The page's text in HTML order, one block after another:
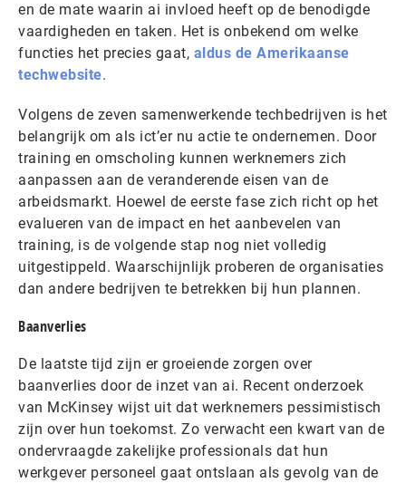
en de mate waarin ai invloed heeft op de benodigde
vaardigheden en taken. Het is onbekend om welke
functies het precies gaat, aldus de Amerikaanse
techwebsite.
Volgens de zeven samenwerkende techbedrijven is het
belangrijk om als ict’er nu actie te ondernemen. Door
training en omscholing kunnen werknemers zich
aanpassen aan de veranderende eisen van de
arbeidsmarkt. Hoewel de eerste fase zich richt op het
evalueren van de impact en het aanbevelen van
training, is de volgende stap nog niet volledig
uitgestippeld. Waarschijnlijk proberen de organisaties
dan andere bedrijven te betrekken bij hun plannen.
Baanverlies
De laatste tijd zijn er groeiende zorgen over
baanverlies door de inzet van ai. Recent onderzoek
van McKinsey wijst uit dat werknemers pessimistisch
zijn over hun toekomst. Zo verwacht een kwart van de
ondervraagde zakelijke professionals dat hun
werkgever personeel gaat ontslaan als gevolg van de